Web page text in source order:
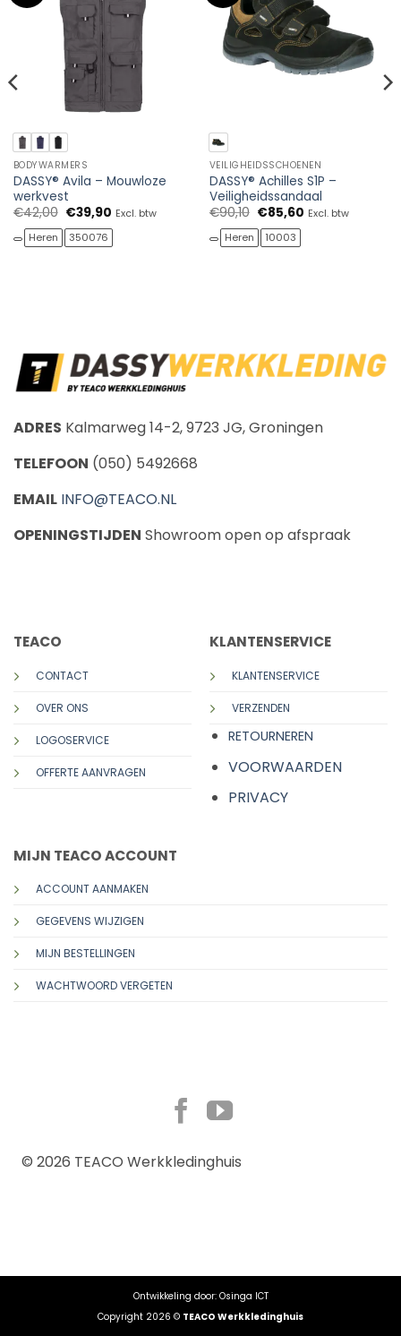
BODYWARMERS
DASSY® Avila – Mouwloze
werkvest
€42,00 Oorspronkelijke
was:
€42,00.
€39,90Huidige
is:
€39,90.
Excl. btw
Heren 350076
VEILIGHEIDSSCHOENEN
DASSY® Achilles S1P –
Veiligheidssandaal
€90,10 Oorspronkelijke
was:
€90,10.
€85,60Huidige
Excl. btw
Heren 10003
ADRES Kalmarweg 14-2, 9723 JG, Groningen
TELEFOON (050) 5492668
EMAIL INFO@TEACO.NL
OPENINGSTIJDEN Showroom open op afspraak
TEACO
CONTACT
OVER ONS
LOGOSERVICE
OFFERTE AANVRAGEN
KLANTENSERVICE
KLANTENSERVICE
VERZENDEN
RETOURNEREN
VOORWAARDEN
PRIVACY
MIJN TEACO ACCOUNT
ACCOUNT AANMAKEN
GEGEVENS WIJZIGEN
MIJN BESTELLINGEN
WACHTWOORD VERGETEN
© 2026 TEACO Werkkledinghuis
Ontwikkeling door: Osinga ICT
Copyright 2026 © TEACO Werkkledinghuis